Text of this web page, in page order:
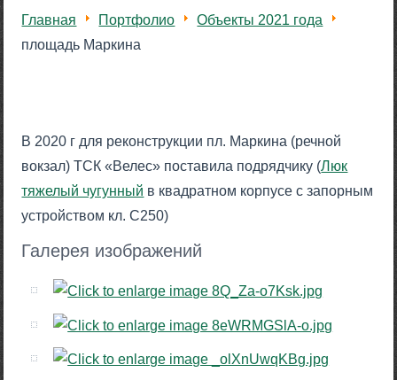
Главная Портфолио
Объекты 2021 года
площадь Маркина
В 2020 г для реконструкции пл. Маркина (речной
вокзал) ТСК «Велес» поставила подрядчику (Люк
тяжелый чугунный в квадратном корпусе с запорным
устройством кл. С250)
Галерея изображений